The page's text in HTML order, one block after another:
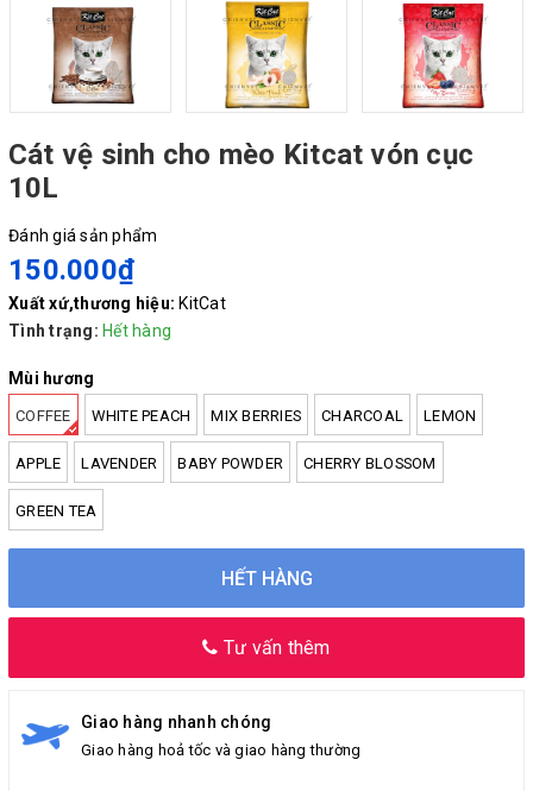
Cát vệ sinh cho mèo Kitcat vón cục
10L
Đánh giá sản phẩm
150.000₫
Xuất xứ,thương hiệu: KitCat
Tình trạng: Hết hàng
Mùi hương
COFFEE WHITE PEACH MIX BERRIES CHARCOAL LEMON
APPLE LAVENDER BABY POWDER CHERRY BLOSSOM
GREEN TEA
HẾT HÀNG
Tư vấn thêm
Giao hàng nhanh chóng
Giao hàng hoả tốc và giao hàng thường